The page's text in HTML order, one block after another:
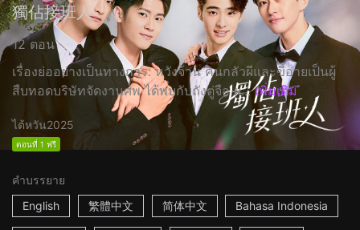
獨佔接班人
12 ตอน
เรื่องย่ออย่างเป็นทางการ: หวังจ้าน คนกลัวผีและขี้อายเป็นผู้
สืบทอดบริษัทจัดงานศพ ได้พบกับถังตู่จือ ผ... เพิ่มเติม
ไต้หวัน2025
ตอนที่ 1 ฟรี
คำบรรยาย
English
繁體中文 简体中文 Bahasa Indonesia